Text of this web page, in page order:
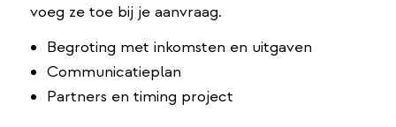
voeg ze toe bij je aanvraag.
Begroting met inkomsten en uitgaven
Communicatieplan
Partners en timing project